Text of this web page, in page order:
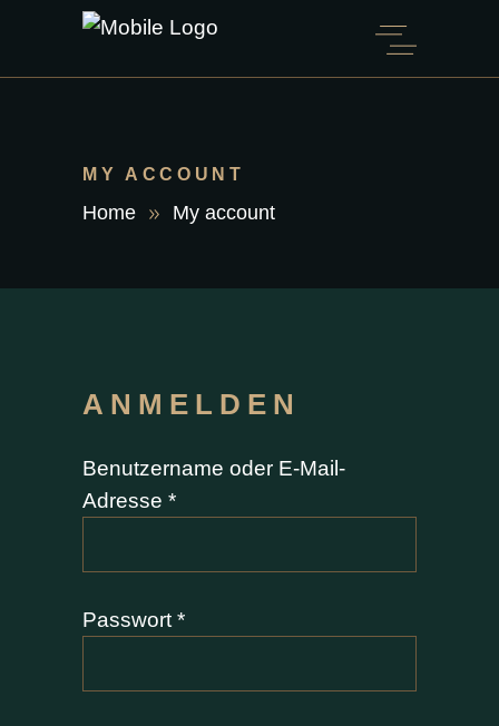
MY ACCOUNT
Home My account
ANMELDEN
Benutzername oder E-Mail-
Adresse *Erforderlich
Passwort *Erforderlich